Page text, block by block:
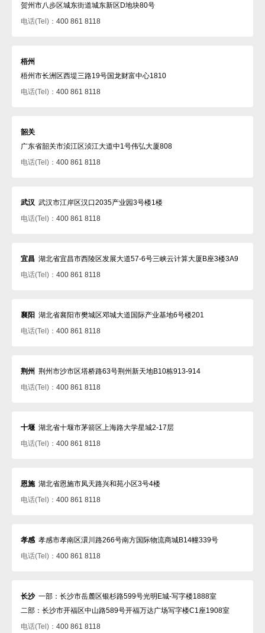
贺州市八步区城东街道城东新区D地块80号
电话(Tel)： 400 861 8118
梧州
梧州市长洲区西堤三路19号国龙财富中心1810
电话(Tel)： 400 861 8118
韶关
广东省韶关市浈江区浈江大道中1号伟弘大厦808
电话(Tel)： 400 861 8118
武汉 武汉市江岸区汉口2035产业园3号楼1楼
电话(Tel)： 400 861 8118
宜昌 湖北省宜昌市西陵区发展大道57-6号三峡云计算大厦B座3楼3A9
电话(Tel)： 400 861 8118
襄阳 湖北省襄阳市樊城区邓城大道国际产业基地6号楼201
电话(Tel)： 400 861 8118
荆州 荆州市沙市区塔桥路63号荆州新天地B10栋913-914
电话(Tel)： 400 861 8118
十堰 湖北省十堰市茅箭区上海路大学星城2-17层
电话(Tel)： 400 861 8118
恩施 湖北省恩施市凤天路兴和苑小区3号4楼
电话(Tel)： 400 861 8118
孝感 孝感市孝南区澴川路266号南方国际物流商城B14幢339号
电话(Tel)： 400 861 8118
长沙 一部：长沙市岳麓区银杉路599号光明E城-写字楼1888室
二部：长沙市开福区中山路589号开福万达广场写字楼C1座1908室
电话(Tel)： 400 861 8118